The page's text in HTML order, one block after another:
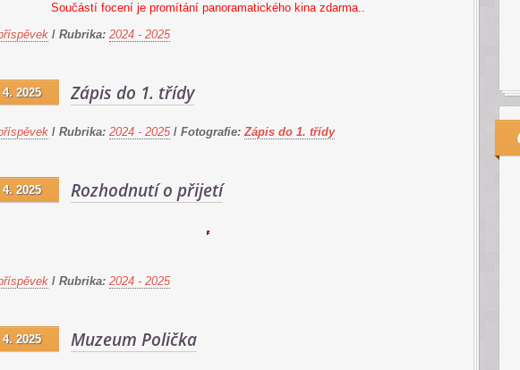
Součástí focení je promítání panoramatického kina zdarma..
/ Rubrika: 2024 - 2025
Zápis do 1. třídy
4. 2025
/ Rubrika: 2024 - 2025 / Fotografie: Zápis do 1. třídy
Rozhodnutí o přijetí
4. 2025
/ Rubrika: 2024 - 2025
Muzeum Polička
4. 2025